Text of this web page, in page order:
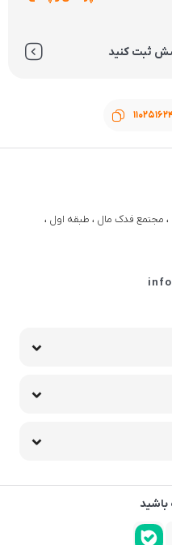
ثبت کنید
مجتمع فدک مال ، طبقه اول ،
باشید